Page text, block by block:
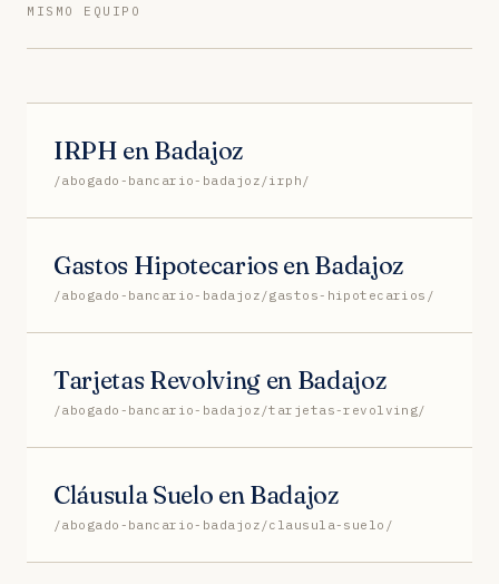
MISMO EQUIPO
IRPH en Badajoz
/abogado-bancario-badajoz/irph/
Gastos Hipotecarios en Badajoz
/abogado-bancario-badajoz/gastos-hipotecarios/
Tarjetas Revolving en Badajoz
/abogado-bancario-badajoz/tarjetas-revolving/
Cláusula Suelo en Badajoz
/abogado-bancario-badajoz/clausula-suelo/